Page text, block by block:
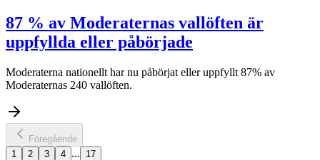
87 % av Moderaternas vallöften är
uppfyllda eller påbörjade
Moderaterna nationellt har nu påbörjat eller uppfyllt 87% av
Moderaternas 240 vallöften.
Föregående
1
2 3 4 ... 17